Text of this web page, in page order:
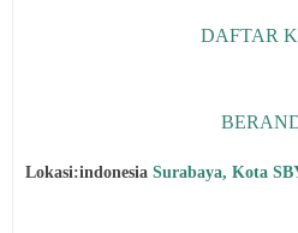
DAFTAR
Lokasi:indonesia Surabaya, Kota